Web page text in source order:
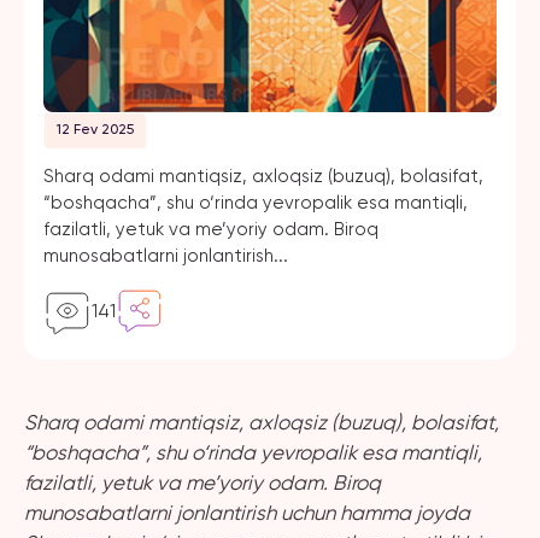
12 Fev 2025
Sharq odami mantiqsiz, axloqsiz (buzuq), bolasifat,
“boshqacha”, shu o‘rinda yevropalik esa mantiqli,
fazilatli, yetuk va me’yoriy odam. Biroq
munosabatlarni jonlantirish...
141
Sharq odami mantiqsiz, axloqsiz (buzuq), bolasifat,
“boshqacha”, shu o‘rinda yevropalik esa mantiqli,
fazilatli, yetuk va me’yoriy odam. Biroq
munosabatlarni jonlantirish uchun hamma joyda